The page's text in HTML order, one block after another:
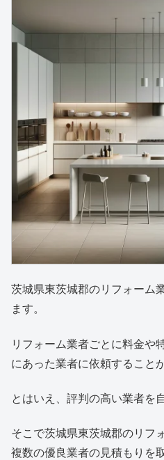
茨城県東茨城郡のリフォーム
ます。
リフォーム業者ごとに料金や
にあった業者に依頼すること
とはいえ、評判の高い業者を
そこで茨城県東茨城郡のリフ
複数の優良業者の見積もりを